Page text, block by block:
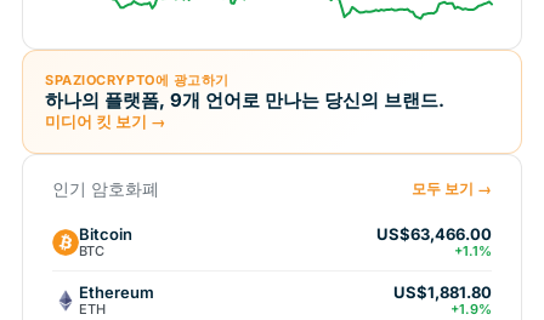
SPAZIOCRYPTO에 광고하기
하나의 플랫폼, 9개 언어로 만나는 당신의 브랜드.
미디어 킷 보기 →
인기 암호화폐 모두 보기 →
Bitcoin
BTC
US$63,466.00
+1.1%
Ethereum
ETH
US$1,881.80
+1.9%